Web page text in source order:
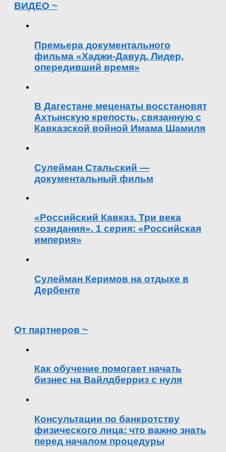
ВИДЕО ~
Премьера документального
фильма «Хаджи-Давуд. Лидер,
опередивший время»
В Дагестане меценаты восстановят
Ахтынскую крепость, связанную с
Кавказской войной Имама Шамиля
Сулейман Стальский —
документальный фильм
«Российский Кавказ. Три века
созидания». 1 серия: «Российская
империя»
Сулейман Керимов на отдыхе в
Дербенте
От партнеров ~
Как обучение помогает начать
бизнес на Вайлдберриз с нуля
Консультации по банкротству
физического лица: что важно знать
перед началом процедуры